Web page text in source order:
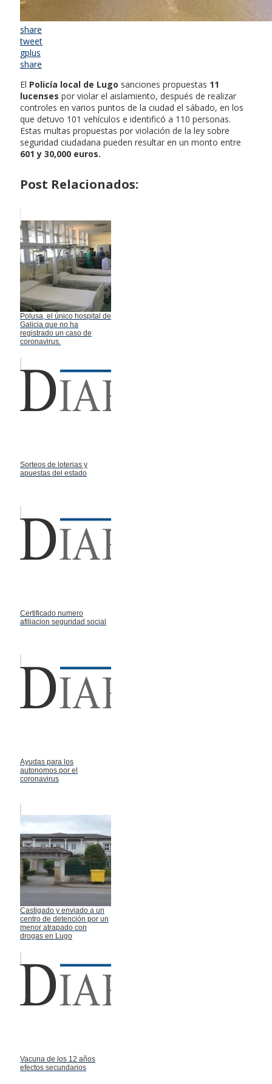
share
tweet
gplus
share
El Policía local de Lugo sanciones propuestas 11
lucenses por violar el aislamiento, después de realizar
controles en varios puntos de la ciudad el sábado, en los
que detuvo 101 vehículos e identificó a 110 personas.
Estas multas propuestas por violación de la ley sobre
seguridad ciudadana pueden resultar en un monto entre
601 y 30,000 euros.
Post Relacionados:
Polusa, el único hospital de
Galicia que no ha
registrado un caso de
coronavirus.
Sorteos de loterias y
apuestas del estado
Certificado numero
afiliacion seguridad social
Ayudas para los
autonomos por el
coronavirus
Castigado y enviado a un
centro de detención por un
menor atrapado con
drogas en Lugo
Vacuna de los 12 años
efectos secundarios